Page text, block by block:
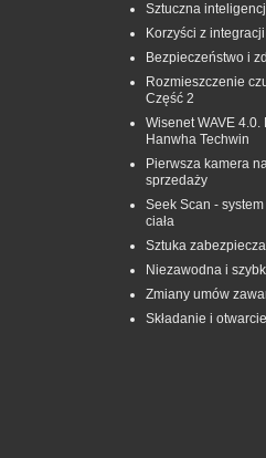
Sztuczna
Korzyści z
Bezpieczeństwo i
Rozmieszczenie
Część 2
Wisenet WAVE
Hanwha Techwin
Pierwsza kamera
sprzedaży
Seek Scan -
ciała
Sztuka
Niezawodna i
Zmiany umów
Składanie i